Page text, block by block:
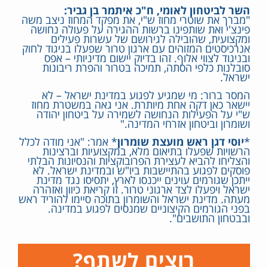
השר לביטחון לאומי, ח"כ איתמר בן גביר:
"מברך את שוטרי מחוז ש"י, את מפקד המחוז ניצב משה
פינצ'י ואת שותפינו ברשות ההגירה על פעולה נחושה
ומקצועית, שהובילה לגירושם של עשרות פעילים
אנרכיסטים המזוהים עם ארגון טרור שפעלו בניגוד לחוק
ובניגוד לצווי אלוף. זהו בדיוק יישום מדיניותי – אפס
סובלנות כלפי הסתה, תמיכה בטרור והפרת ריבונות
ישראל.
המסר ברור: מי שמגיע לפגוע במדינת ישראל – לא
יישאר כאן דקה אחת מיותרת. אני גאה במשטרת מחוז
ש"י על הפעילות הנחושה לשמירה על ביטחון יהודה
ושומרון וביטחון אזרחי המדינה."
*יוסי דגן ראש מועצת שומרון* אמר: "אני מודה לכלל
הרשויות שפעלו בתיאום מלא, במקצועיות וברצינות
והצליחו להביא לעצירת הפרובוקציות והנסיונות הבלתי
פוסקים לפגוע בהתיישבות ביו"ש ובמדינת ישראל. לא
ייתכן שגורמים עוינים ייכנסו לארץ, יתסיסו נגד מדינת
ישראל ויפעלו לצד ארגוני טרור. זו קריאת כיוון ואזהרה
מעתה. מדינת ישראל והשומרון בתוכה סיימו להוריד ראש
בפני הגורמים הקיצוניים שמנסים לפגוע במדינה.
ובבטחון התושבים".
רוצים לשתף?